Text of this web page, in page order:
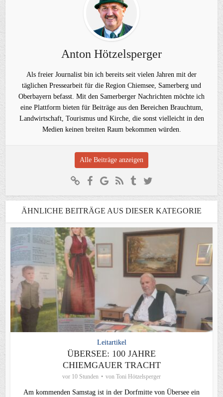
Anton Hötzelsperger
Als freier Journalist bin ich bereits seit vielen Jahren mit der
täglichen Pressearbeit für die Region Chiemsee, Samerberg und
Oberbayern befasst. Mit den Samerberger Nachrichten möchte ich
eine Plattform bieten für Beiträge aus den Bereichen Brauchtum,
Landwirtschaft, Tourismus und Kirche, die sonst vielleicht in den
Medien keinen breiten Raum bekommen würden.
Alle Beiträge anzeigen
ÄHNLICHE BEITRÄGE AUS DIESER KATEGORIE
Leitartikel
ÜBERSEE: 100 JAHRE
CHIEMGAUER TRACHT
vor 10 Stunden von Toni Hötzelsperger
Am kommenden Samstag ist in der Dorfmitte von Übersee ein